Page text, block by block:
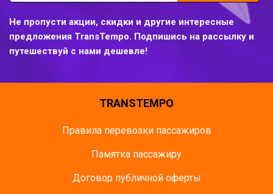
Не пропусти акции, скидки и другие интересные
предложения TransTempo. Подпишись на рассылку и
путешествуй с нами дешевле!
TRANSTEMPO
Правила перевозки пассажиров
Памятка пасcажиру
Договор публичной оферты